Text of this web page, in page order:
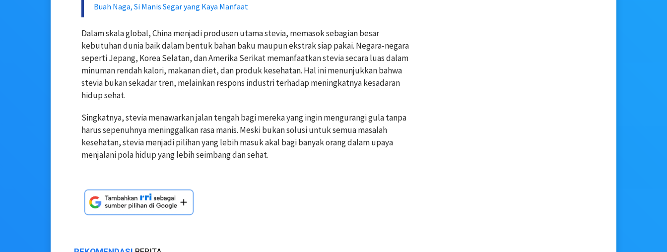
Buah Naga, Si Manis Segar yang Kaya Manfaat
Dalam skala global, China menjadi produsen utama stevia, memasok sebagian besar
kebutuhan dunia baik dalam bentuk bahan baku maupun ekstrak siap pakai. Negara-negara
seperti Jepang, Korea Selatan, dan Amerika Serikat memanfaatkan stevia secara luas dalam
minuman rendah kalori, makanan diet, dan produk kesehatan. Hal ini menunjukkan bahwa
stevia bukan sekadar tren, melainkan respons industri terhadap meningkatnya kesadaran
hidup sehat.
Singkatnya, stevia menawarkan jalan tengah bagi mereka yang ingin mengurangi gula tanpa
harus sepenuhnya meninggalkan rasa manis. Meski bukan solusi untuk semua masalah
kesehatan, stevia menjadi pilihan yang lebih masuk akal bagi banyak orang dalam upaya
menjalani pola hidup yang lebih seimbang dan sehat.